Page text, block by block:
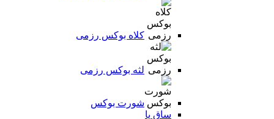
کلاه بوکس رزمی
لثه بوکس رزمی
شورت بوکس
ساق پا